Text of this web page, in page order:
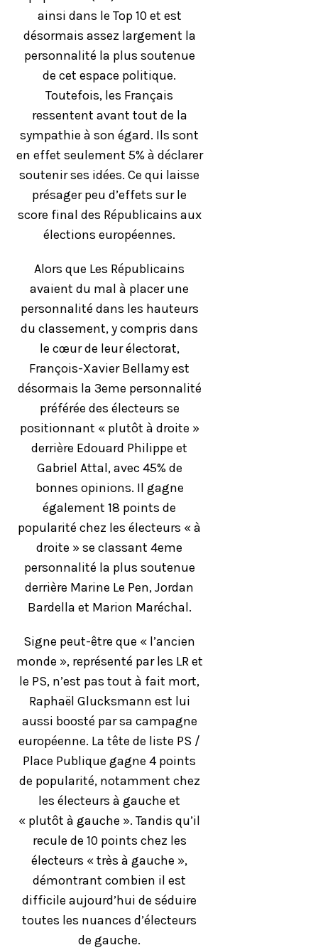
ainsi dans le Top 10 et est
désormais assez largement la
personnalité la plus soutenue
de cet espace politique.
Toutefois, les Français
ressentent avant tout de la
sympathie à son égard. Ils sont
en effet seulement 5% à déclarer
soutenir ses idées. Ce qui laisse
présager peu d’effets sur le
score final des Républicains aux
élections européennes.
Alors que Les Républicains
avaient du mal à placer une
personnalité dans les hauteurs
du classement, y compris dans
le cœur de leur électorat,
François-Xavier Bellamy est
désormais la 3eme personnalité
préférée des électeurs se
positionnant « plutôt à droite »
derrière Edouard Philippe et
Gabriel Attal, avec 45% de
bonnes opinions. Il gagne
également 18 points de
popularité chez les électeurs « à
droite » se classant 4eme
personnalité la plus soutenue
derrière Marine Le Pen, Jordan
Bardella et Marion Maréchal.
Signe peut-être que « l’ancien
monde », représenté par les LR et
le PS, n’est pas tout à fait mort,
Raphaël Glucksmann est lui
aussi boosté par sa campagne
européenne. La tête de liste PS /
Place Publique gagne 4 points
de popularité, notamment chez
les électeurs à gauche et
« plutôt à gauche ». Tandis qu’il
recule de 10 points chez les
électeurs « très à gauche »,
démontrant combien il est
difficile aujourd’hui de séduire
toutes les nuances d’électeurs
de gauche.